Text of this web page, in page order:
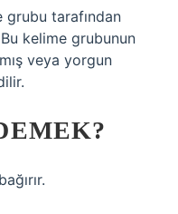
grubu tarafından
kelime grubunun
veya yorgun